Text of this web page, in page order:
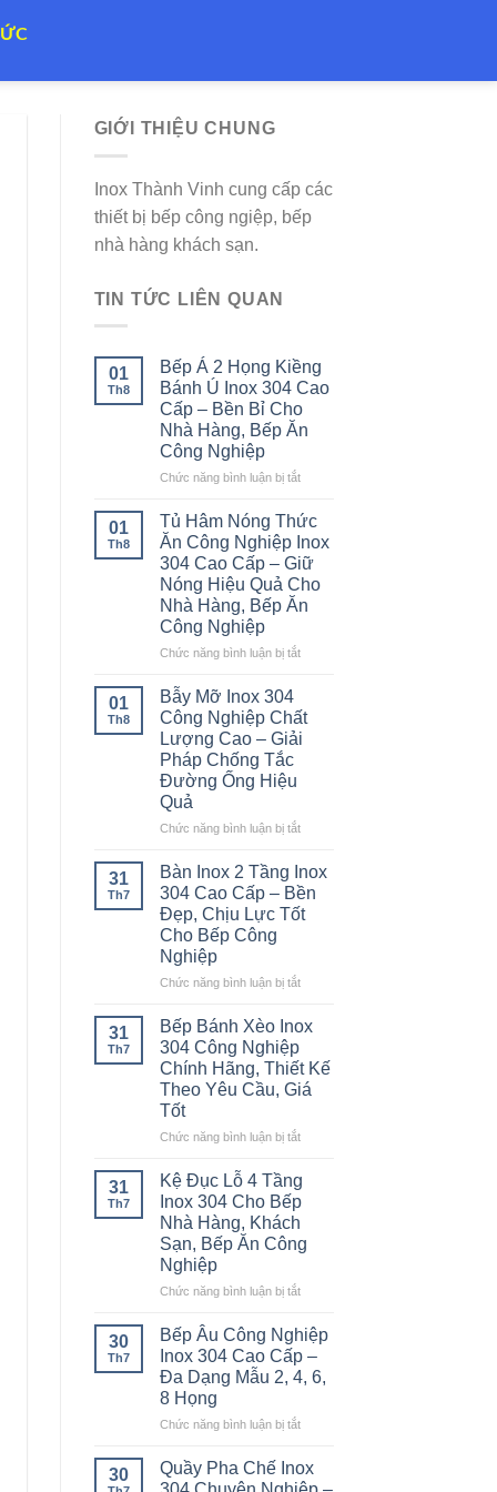
GIỚI THIỆU CHUNG
Inox Thành Vinh cung cấp các
thiết bị bếp công ngiệp, bếp
nhà hàng khách sạn.
TIN TỨC LIÊN QUAN
01
Th8
Bếp Á 2 Họng Kiềng
Bánh Ú Inox 304 Cao
Cấp – Bền Bỉ Cho
Nhà Hàng, Bếp Ăn
Công Nghiệp
Chức năng bình luận bị tắtở
Á
2
Họng
Kiềng
Bánh
Ú
Bền
Ăn
Nghiệp
01
Th8
Tủ Hâm Nóng Thức
Ăn Công Nghiệp Inox
304 Cao Cấp – Giữ
Nóng Hiệu Quả Cho
Nhà Hàng, Bếp Ăn
Công Nghiệp
Chức năng bình luận bị tắtở
Nóng
Thức
Ăn
–
Giữ
Nóng
Nhà
Bếp
Ăn
Công
Nghiệp
01
Th8
Bẫy Mỡ Inox 304
Công Nghiệp Chất
Lượng Cao – Giải
Pháp Chống Tắc
Đường Ống Hiệu
Quả
Chức năng bình luận bị tắtở
Inox
304
Công
Lượng
Giải
Pháp
Chống
Tắc
31
Th7
Bàn Inox 2 Tầng Inox
304 Cao Cấp – Bền
Đẹp, Chịu Lực Tốt
Cho Bếp Công
Nghiệp
Chức năng bình luận bị tắtở
Inox
304
Cấp
Đẹp,
Chịu
Lực
Tốt
31
Th7
Bếp Bánh Xèo Inox
304 Công Nghiệp
Chính Hãng, Thiết Kế
Theo Yêu Cầu, Giá
Tốt
Chức năng bình luận bị tắtở
Xèo
Inox
304
Công
Chính
Thiết
Kế
Theo
Yêu
Giá
31
Th7
Kệ Đục Lỗ 4 Tầng
Inox 304 Cho Bếp
Nhà Hàng, Khách
Sạn, Bếp Ăn Công
Nghiệp
Chức năng bình luận bị tắtở
Đục
Lỗ
4
Tầng
304
Nhà
30
Th7
Bếp Âu Công Nghiệp
Inox 304 Cao Cấp –
Đa Dạng Mẫu 2, 4, 6,
8 Họng
Chức năng bình luận bị tắtở
Công
30
Quầy Pha Chế Inox